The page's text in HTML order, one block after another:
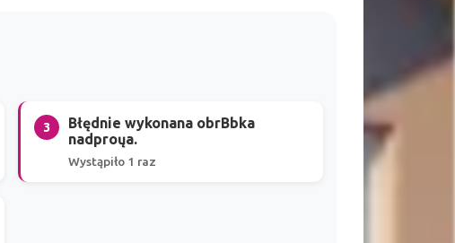
3
Błędnie wykonana obrBbka
nadproųa.
Wystąpiło 1 raz